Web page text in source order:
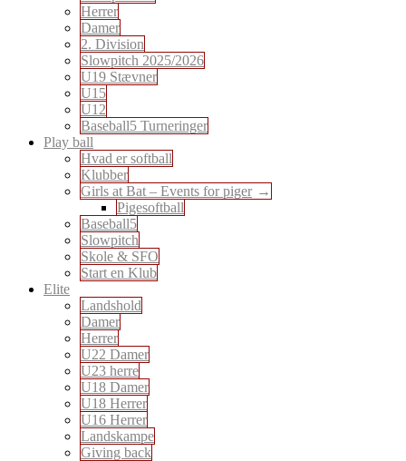
Herrer
Damer
2. Division
Slowpitch 2025/2026
U19 Stævner
U15
U12
Baseball5 Turneringer
Play ball
Hvad er softball
Klubber
Girls at Bat – Events for piger
Pigesoftball
Baseball5
Slowpitch
Skole & SFO
Start en Klub
Elite
Landshold
Damer
Herrer
U22 Damer
U23 herre
U18 Damer
U18 Herrer
U16 Herrer
Landskampe
Giving back